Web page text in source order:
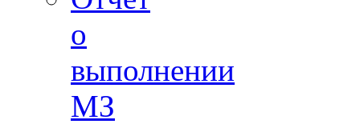
о
выполнении
МЗ